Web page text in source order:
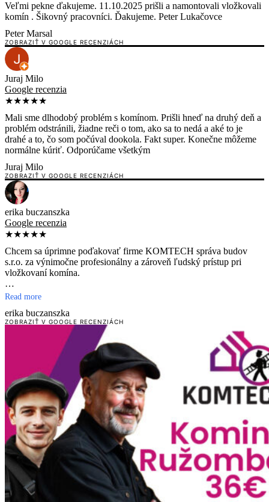
Veľmi pekne ďakujeme. 11.10.2025 prišli a namontovali vložkovali
komín . Šikovný pracovníci. Ďakujeme. Peter Lukačovce
Peter Marsal
ZOBRAZIŤ V GOOGLE RECENZIÁCH
Juraj Milo
Google recenzia
★★★★★
Mali sme dlhodobý problém s komínom. Prišli hneď na druhý deň a
problém odstránili, žiadne reči o tom, ako sa to nedá a aké to je
drahé a to, čo som počúval dookola. Fakt super. Konečne môžeme
normálne kúriť. Odporúčame všetkým
Juraj Milo
ZOBRAZIŤ V GOOGLE RECENZIÁCH
erika buczanszka
Google recenzia
★★★★★
Chcem sa úprimne poďakovať firme KOMTECH správa budov
s.r.o. za výnimočne profesionálny a zároveň ľudský prístup pri
vložkovaní komína.
Chlapci boli usmiati, príjemní, práca im išla doslova od ruky. Počas
ochotne vysvetlili a bez akéhokoľvek problému odpovedali na
každú otázku. Nesprávali sa ako „chlapi, čo prišli niečo odrobiť a
dovidenia“, ale ako ľudia, ktorým záleží na tom, čo robia.
Práca bola vykonaná maximálne odborne, s dôrazom na bezpečnosť
a v súlade s predpismi – a to všetko za výbornú cenu. Oceňujem aj
to, že si stáli za odborným stanoviskom a odmietli akýkoľvek
postup, ktorý by mohol byť nebezpečný.
Komunikácia pred aj po vykonaní prác bola na vysokej úrovni,
rýchla, vecná a bezproblémová. Presne takto má vyzerať
profesionálna služba.
Úprimne odporúčam každému, kto hľadá spoľahlivých odborníkov
s ľudským prístupom. Ďakujeme.
Read more
erika buczanszka
ZOBRAZIŤ V GOOGLE RECENZIÁCH